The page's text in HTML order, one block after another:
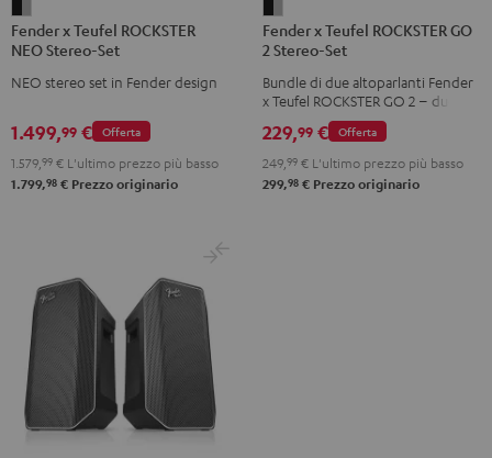
x
Teufel
ROCKSTER
Stereo-
Set
Black
Fender x Teufel ROCKSTER
NEO Stereo-Set
NEO stereo set in Fender design
Offerta
1.499,99 €
1.579, 99 € L'ultimo prezzo più basso
1.799,98 € Prezzo originario
x
Teufel
ROCKSTER
GO
2
Stereo-
Set
Fender x Teufel ROCKSTER GO
2 Stereo-Set
Bundle di due altoparlanti Fender
x Teufel ROCKSTER GO 2 – due GO
2 riproducono in modalità wireless
in sincronia in stereo tramite
Bluetooth e permettono ancora
più volume e bassi
Offerta
229,99 €
249, 99 € L'ultimo prezzo più basso
299,98 € Prezzo originario